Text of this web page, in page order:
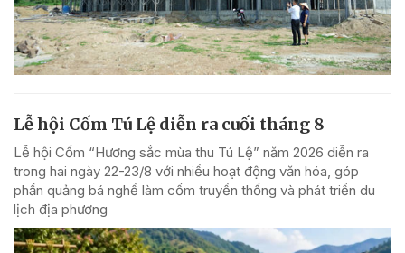
Lễ hội Cốm Tú Lệ diễn ra cuối tháng 8
Lễ hội Cốm “Hương sắc mùa thu Tú Lệ” năm 2026 diễn ra
trong hai ngày 22-23/8 với nhiều hoạt động văn hóa, góp
phần quảng bá nghề làm cốm truyền thống và phát triển du
lịch địa phương